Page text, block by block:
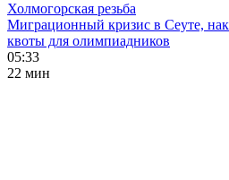
Холмогорская резьба
Миграционный кризис в Сеуте,
квоты для олимпиадников
05:33
22 мин